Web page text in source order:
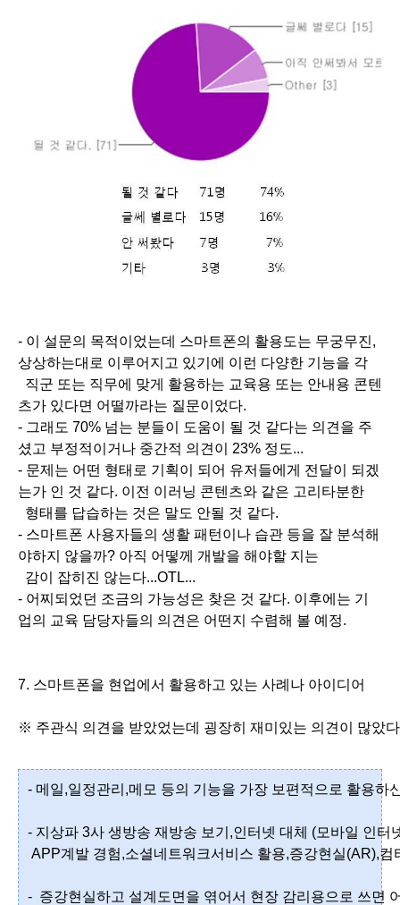
- 이 설문의 목적이었는데 스마트폰의 활용도는 무궁무진,
상상하는대로 이루어지고 있기에 이런 다양한 기능을 각
직군 또는 직무에 맞게 활용하는 교육용 또는 안내용 콘텐
츠가 있다면 어떨까라는 질문이었다.
- 그래도 70% 넘는 분들이 도움이 될 것 같다는 의견을 주
셨고 부정적이거나 중간적 의견이 23% 정도...
- 문제는 어떤 형태로 기획이 되어 유저들에게 전달이 되겠
는가 인 것 같다. 이전 이러닝 콘텐츠와 같은 고리타분한
형태를 답습하는 것은 말도 안될 것 같다.
- 스마트폰 사용자들의 생활 패턴이나 습관 등을 잘 분석해
야하지 않을까? 아직 어떻께 개발을 해야할 지는
감이 잡히진 않는다...OTL...
- 어찌되었던 조금의 가능성은 찾은 것 같다. 이후에는 기
업의 교육 담당자들의 의견은 어떤지 수렴해 볼 예정.
7. 스마트폰을 현업에서 활용하고 있는 사례나 아이디어
※ 주관식 의견을 받았었는데 굉장히 재미있는 의견이 많았
- 메일,일정관리,메모 등의 기능을 가장 보편적으로 활용하
- 지상파 3사 생방송 재방송 보기,인터넷 대체 (모바일 인터
APP계발 경험,소셜네트워크서비스 활용,증강현실(AR),
-  증강현실하고 설계도면을 엮어서 현장 감리용으로 쓰면